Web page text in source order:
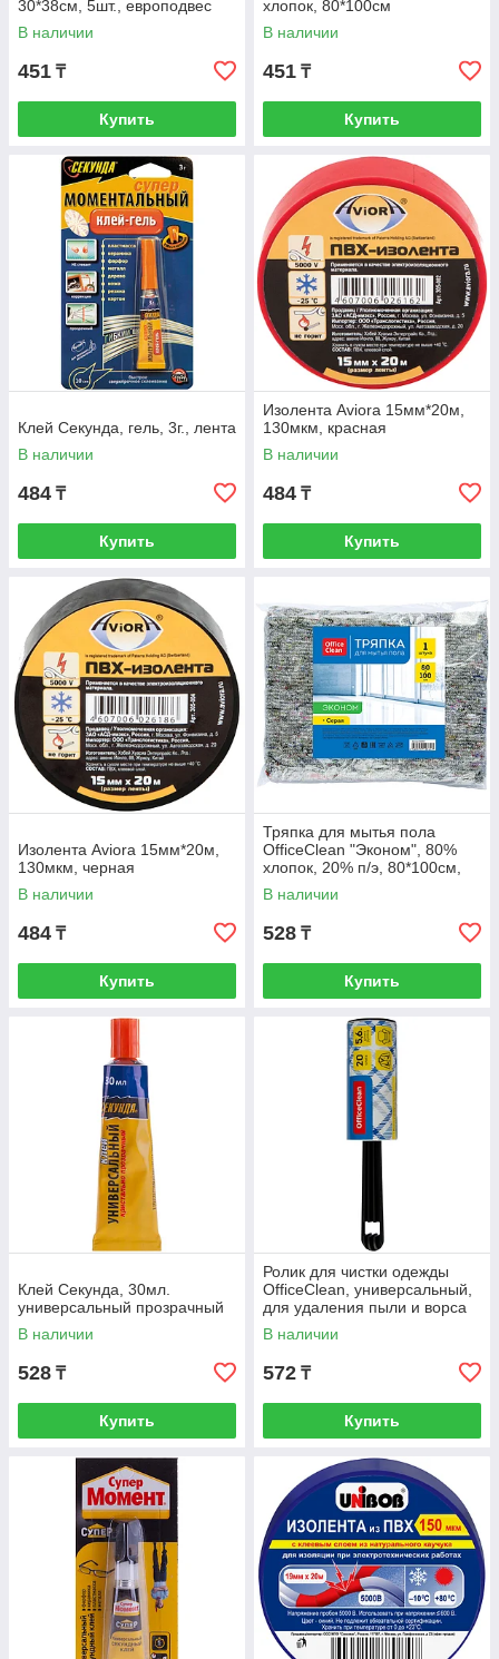
30*38см, 5шт., европодвес
В наличии
451 ₸
Купить
хлопок, 80*100см
В наличии
451 ₸
Купить
Клей Секунда, гель, 3г., лента
В наличии
484 ₸
Купить
Изолента Aviora 15мм*20м,
130мкм, красная
В наличии
484 ₸
Купить
Изолента Aviora 15мм*20м,
130мкм, черная
В наличии
484 ₸
Купить
Тряпка для мытья пола
OfficeClean "Эконом", 80%
хлопок, 20% п/э, 80*100см,
серая, индивид. упаковка
В наличии
528 ₸
Купить
Клей Секунда, 30мл.
универсальный прозрачный
В наличии
528 ₸
Купить
Ролик для чистки одежды
OfficeClean, универсальный,
для удаления пыли и ворса
В наличии
572 ₸
Купить